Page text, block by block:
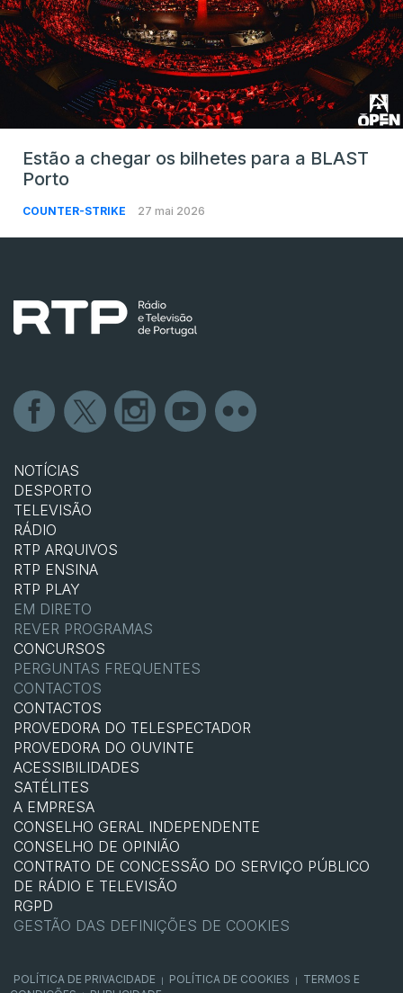
Estão a chegar os bilhetes para a BLAST
Porto
COUNTER-STRIKE 27 mai 2026
NOTÍCIAS
DESPORTO
TELEVISÃO
RÁDIO
RTP ARQUIVOS
RTP ENSINA
RTP PLAY
EM DIRETO
REVER PROGRAMAS
CONCURSOS
PERGUNTAS FREQUENTES
CONTACTOS
CONTACTOS
PROVEDORA DO TELESPECTADOR
PROVEDORA DO OUVINTE
ACESSIBILIDADES
SATÉLITES
A EMPRESA
CONSELHO GERAL INDEPENDENTE
CONSELHO DE OPINIÃO
CONTRATO DE CONCESSÃO DO SERVIÇO PÚBLICO
DE RÁDIO E TELEVISÃO
RGPD
GESTÃO DAS DEFINIÇÕES DE COOKIES
POLÍTICA DE PRIVACIDADE POLÍTICA DE COOKIES
TERMOS E